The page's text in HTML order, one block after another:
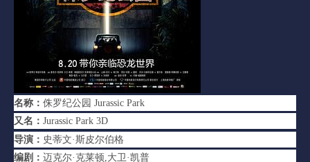
名称： 侏罗纪公园 Jurassic Park
又名： Jurassic Park 3D
导演： 史蒂文·斯皮尔伯格
编剧： 迈克尔·克莱顿,大卫·凯普